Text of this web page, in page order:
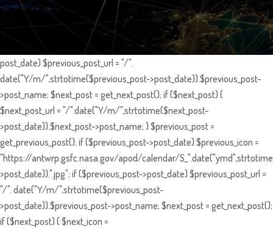
post_date) $previous_post_url = "/".
date("Y/m/",strtotime($previous_post->post_date)).$previous_post-
>post_name; $next_post = get_next_post(); if ($next_post) {
$next_post_url = "/".date("Y/m/",strtotime($next_post-
>post_date)).$next_post->post_name; } $previous_post =
get_previous_post(); if ($previous_post->post_date) $previous_icon =
"https://antwrp.gsfc.nasa.gov/apod/calendar/
>post_date)).".jpg"; if ($previous_post->post_date) $previous_post_url =
"/". date("Y/m/",strtotime($previous_post-
>post_date)).$previous_post->post_name; $next_post = get_next_post();
if ($next_post) { $next_icon =